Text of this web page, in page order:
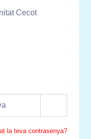
Cecot
la teva contrasenya?